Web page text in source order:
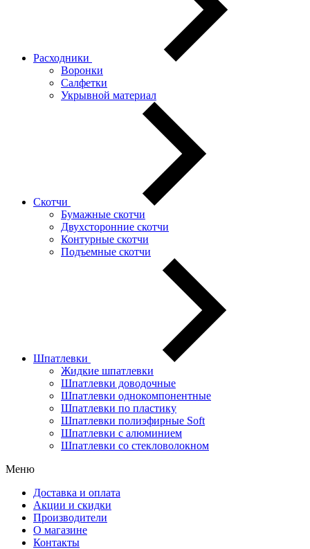
Расходники
Воронки
Салфетки
Укрывной материал
Скотчи
Бумажные скотчи
Двухсторонние скотчи
Контурные скотчи
Подъемные скотчи
Шпатлевки
Жидкие шпатлевки
Шпатлевки доводочные
Шпатлевки однокомпонентные
Шпатлевки по пластику
Шпатлевки полиэфирные Soft
Шпатлевки с алюминием
Шпатлевки со стекловолокном
Меню
Доставка и оплата
Акции и скидки
Производители
О магазине
Контакты